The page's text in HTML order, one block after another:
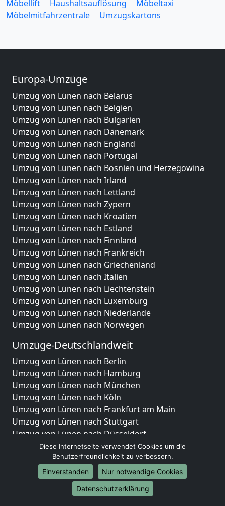
Möbellift
Haushaltsauflösung
Möbeltaxi
Möbelmitfahrzentrale
Umzugskartons
Europa-Umzüge
Umzug von Lünen nach Belarus
Umzug von Lünen nach Belgien
Umzug von Lünen nach Bulgarien
Umzug von Lünen nach Dänemark
Umzug von Lünen nach England
Umzug von Lünen nach Portugal
Umzug von Lünen nach Bosnien und Herzegowina
Umzug von Lünen nach Irland
Umzug von Lünen nach Lettland
Umzug von Lünen nach Zypern
Umzug von Lünen nach Kroatien
Umzug von Lünen nach Estland
Umzug von Lünen nach Finnland
Umzug von Lünen nach Frankreich
Umzug von Lünen nach Griechenland
Umzug von Lünen nach Italien
Umzug von Lünen nach Liechtenstein
Umzug von Lünen nach Luxemburg
Umzug von Lünen nach Niederlande
Umzug von Lünen nach Norwegen
Umzüge-Deutschlandweit
Umzug von Lünen nach Berlin
Umzug von Lünen nach Hamburg
Umzug von Lünen nach München
Umzug von Lünen nach Köln
Umzug von Lünen nach Frankfurt am Main
Umzug von Lünen nach Stuttgart
Umzug von Lünen nach Düsseldorf
Umzug von Lünen nach Leipzig
Umzug von Lünen nach Dortmund
Umzug von Lünen nach Essen
Umzug von Lünen nach Bremen
Umzug von Lünen nach Dresden
Diese Internetseite verwendet Cookies um die
Benutzerfreundlichkeit zu verbessern.
Einverstanden
Nur notwendige Cookies
Datenschutzerklärung